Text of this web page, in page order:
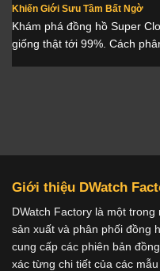
Khiến Giới Sưu Tầm Bất Ngờ
Khám phá đồng hồ Super
giống thật tới 99%. Cách
Giới thiệu DWatch
DWatch Factory là một
sản xuất và phân phối đồng
cung cấp các phiên bản
xác từng chi tiết của các